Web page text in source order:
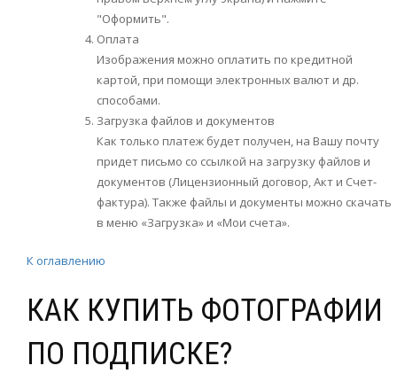
"Оформить".
Оплата
Изображения можно оплатить по кредитной
картой, при помощи электронных валют и др.
способами.
Загрузка файлов и документов
Как только платеж будет получен, на Вашу почту
придет письмо со ссылкой на загрузку файлов и
документов (Лицензионный договор, Акт и Счет-
фактура). Также файлы и документы можно скачать
в меню «Загрузка» и «Мои счета».
К оглавлению
КАК КУПИТЬ ФОТОГРАФИИ
ПО ПОДПИСКЕ?